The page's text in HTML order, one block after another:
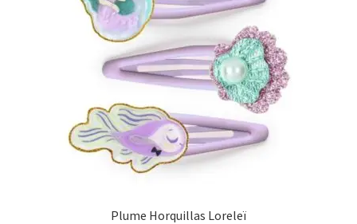
Plume Horquillas Loreleï